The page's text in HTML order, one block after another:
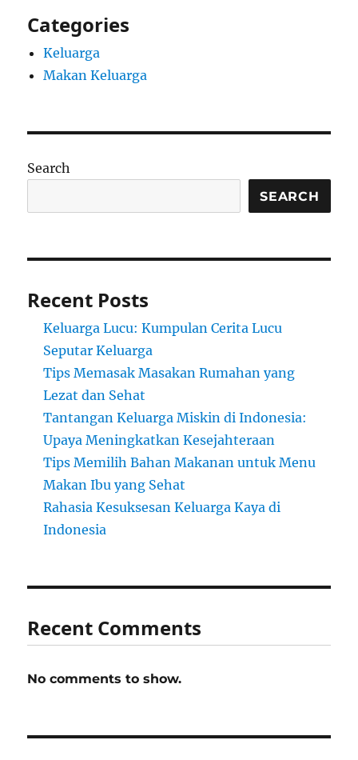
Categories
Keluarga
Makan Keluarga
Search
SEARCH
Recent Posts
Keluarga Lucu: Kumpulan Cerita Lucu
Seputar Keluarga
Tips Memasak Masakan Rumahan yang
Lezat dan Sehat
Tantangan Keluarga Miskin di Indonesia:
Upaya Meningkatkan Kesejahteraan
Tips Memilih Bahan Makanan untuk Menu
Makan Ibu yang Sehat
Rahasia Kesuksesan Keluarga Kaya di
Indonesia
Recent Comments
No comments to show.